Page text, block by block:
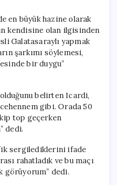
en büyük hazine olarak
kendisine olan ilgisinden
Galatasaraylı yapmak
şarkımı söylemesi,
bir duygu”
belirten Icardi,
gibi. Orada 50
top geçerken
dedi.
sergilediklerini ifade
rahatladık ve bu maçı
görüyorum” dedi.